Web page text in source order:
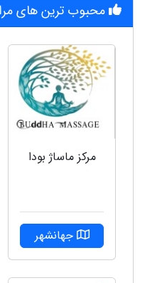
محبوب ترین های
مرکز ماساژ بودا
جهانشهر